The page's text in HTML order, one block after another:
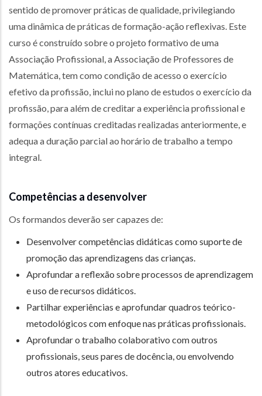
sentido de promover práticas de qualidade, privilegiando
uma dinâmica de práticas de formação-ação reflexivas. Este
curso é construído sobre o projeto formativo de uma
Associação Profissional, a Associação de Professores de
Matemática, tem como condição de acesso o exercício
efetivo da profissão, inclui no plano de estudos o exercício da
profissão, para além de creditar a experiência profissional e
formações contínuas creditadas realizadas anteriormente, e
adequa a duração parcial ao horário de trabalho a tempo
integral.
Competências a desenvolver
Os formandos deverão ser capazes de:
Desenvolver competências didáticas como suporte de
promoção das aprendizagens das crianças.
Aprofundar a reflexão sobre processos de aprendizagem
e uso de recursos didáticos.
Partilhar experiências e aprofundar quadros teórico-
metodológicos com enfoque nas práticas profissionais.
Aprofundar o trabalho colaborativo com outros
profissionais, seus pares de docência, ou envolvendo
outros atores educativos.